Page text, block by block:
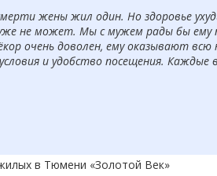
жены жил один. Но здоровье
не может. Мы с мужем рады бы ему
очень доволен, ему оказывают
и удобство посещения.
в Тюмени «Золотой Век»